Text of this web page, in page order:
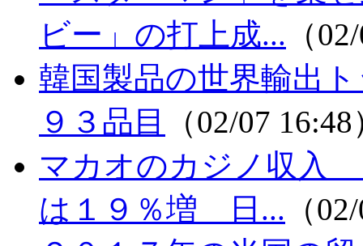
ビー」の打上成... （
韓国製品の世界輸出
９３品目
（02/07
マカオのカジノ収入
は１９％増 日... （